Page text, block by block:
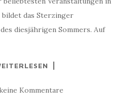
bildet das Sterzinger
diesjährigen Sommers. Auf
Kommentare